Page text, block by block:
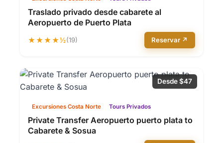
Traslado privado desde cabarete al
Aeropuerto de Puerto Plata
★★★★½(19) Reservar ↗
Desde $47
Excursiones Costa Norte Tours Privados
Private Transfer Aeropuerto puerto plata to
Cabarete & Sosua